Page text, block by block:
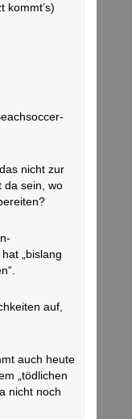
kommt’s)
nicht zur
da sein, wo
„bislang
auf,
auch heute
„tödlichen
nicht noch